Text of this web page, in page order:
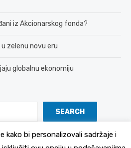
iz Akcionarskog fonda?
zelenu novu eru
globalnu ekonomiju
SEARCH
kako bi personalizovali sadržaje i